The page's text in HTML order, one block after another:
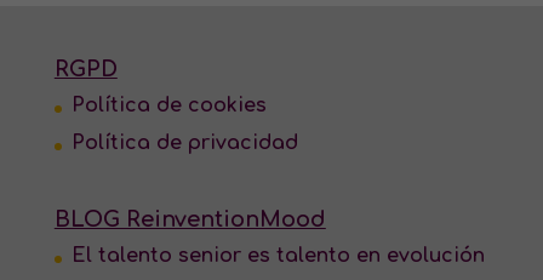
RGPD
Política de cookies
Política de privacidad
BLOG ReinventionMood
El talento senior es talento en evolución